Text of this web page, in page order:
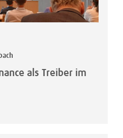
als Treiber im